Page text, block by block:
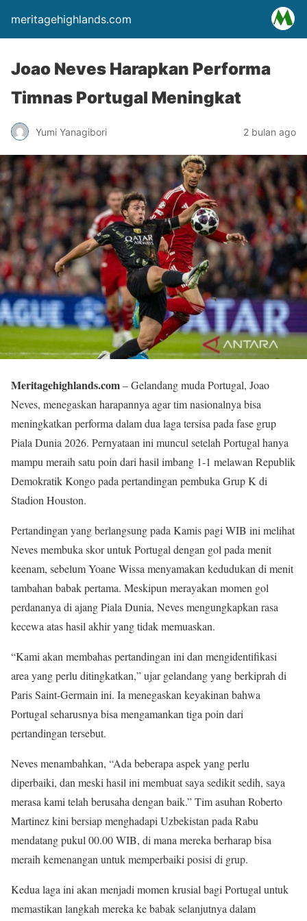
meritagehighlands.com
Joao Neves Harapkan Performa
Timnas Portugal Meningkat
Yumi Yanagibori 2 bulan ago
Meritagehighlands.com– Gelandang muda Portugal, Joao
Neves, menegaskan harapannya agar tim nasionalnya bisa
meningkatkan performa dalam dua laga tersisa pada fase grup
Piala Dunia 2026. Pernyataan ini muncul setelah Portugal hanya
mampu meraih satu poin dari hasil imbang 1-1 melawan Republik
Demokratik Kongo pada pertandingan pembuka Grup K di
Stadion Houston.
Pertandingan yang berlangsung pada Kamis pagi WIB ini melihat
Neves membuka skor untuk Portugal dengan gol pada menit
keenam, sebelum Yoane Wissa menyamakan kedudukan di menit
tambahan babak pertama. Meskipun merayakan momen gol
perdananya di ajang Piala Dunia, Neves mengungkapkan rasa
kecewa atas hasil akhir yang tidak memuaskan.
“Kami akan membahas pertandingan ini dan mengidentifikasi
area yang perlu ditingkatkan,” ujar gelandang yang berkiprah di
Paris Saint-Germain ini. Ia menegaskan keyakinan bahwa
Portugal seharusnya bisa mengamankan tiga poin dari
pertandingan tersebut.
Neves menambahkan, “Ada beberapa aspek yang perlu
diperbaiki, dan meski hasil ini membuat saya sedikit sedih, saya
merasa kami telah berusaha dengan baik.” Tim asuhan Roberto
Martinez kini bersiap menghadapi Uzbekistan pada Rabu
mendatang pukul 00.00 WIB, di mana mereka berharap bisa
meraih kemenangan untuk memperbaiki posisi di grup.
Kedua laga ini akan menjadi momen krusial bagi Portugal untuk
memastikan langkah mereka ke babak selanjutnya dalam